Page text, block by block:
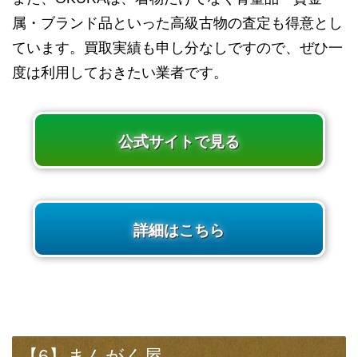
属・ブランド品といった高級古物の査定も得意とし
ています。買取実績も申し分なしですので、ぜひ一
度は利用しておきたい業者です。
公式サイトで見る
詳細はこちら